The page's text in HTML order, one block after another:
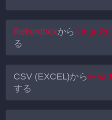
Rekordboxから
る
CSV (EXCEL)から
する